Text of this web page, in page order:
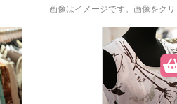
画像はイメージです。 画像をクリ